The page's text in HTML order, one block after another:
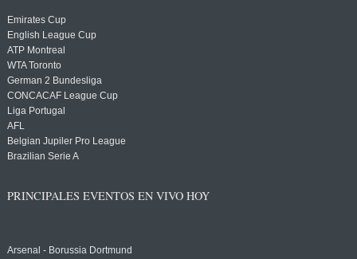
Emirates Cup
English League Cup
ATP Montreal
WTA Toronto
German 2 Bundesliga
CONCACAF League Cup
Liga Portugal
AFL
Belgian Jupiler Pro League
Brazilian Serie A
PRINCIPALES EVENTOS EN VIVO HOY
Arsenal - Borussia Dortmund